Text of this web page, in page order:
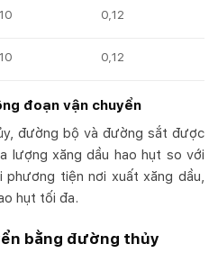
0,12
0,12
đoạn vận chuyển
đường bộ và đường sắt được
lượng xăng dầu hao hụt so với
phương tiện nơi xuất xăng dầu,
hụt tối đa.
bằng đường thủy